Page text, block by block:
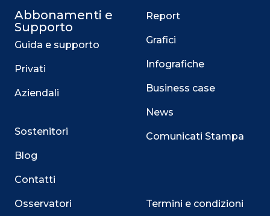
Abbonamenti e
Supporto
Guida e supporto
Privati
Aziendali
Sostenitori
Blog
Contatti
Osservatori
Report
Grafici
Infografiche
Business case
News
Comunicati Stampa
Termini e condizioni